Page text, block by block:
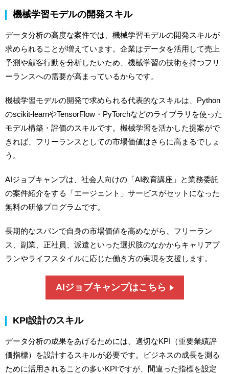
機械学習モデルの開発スキル
データ分析の高度な案件では、機械学習モデルの開発スキルが
求められることが増えています。企業はデータを活用して売上
予測や顧客行動を分析したいため、機械学習の技術を持つフリ
ーランスへの需要が高まっているからです。
機械学習モデルの開発で求められる代表的なスキルは、Python
のscikit-learnやTensorFlow・PyTorchなどのライブラリを使った
モデル構築・評価のスキルです。機械学習を活かした提案がで
きれば、フリーランスとしての市場価値はさらに高まるでしょ
う。
AIジョブキャンプは、社会人向けの「AI教育講座」と業務委託
の案件紹介をする「エージェント」サービスがセットになった
無料の研修プログラムです。
長期的なスパンで自身の市場価値を高めながら、フリーラン
ス、副業、正社員、派遣といった選択肢のなかからキャリアプ
ランやライフスタイルに応じた働き方の実現を支援します。
AIジョブキャンプはこちら
KPI設計のスキル
データ分析の成果をあげるためには、適切なKPI（重要業績評
価指標）を設計するスキルが必要です。ビジネスの成長を測る
ために活用されることの多いKPIですが、間違った指標を設定